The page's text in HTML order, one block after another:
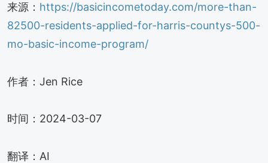
来源： https://basicincometoday.com/more-than-
82500-residents-applied-for-harris-countys-500-
mo-basic-income-program/
作者：Jen Rice
时间：2024-03-07
翻译：AI